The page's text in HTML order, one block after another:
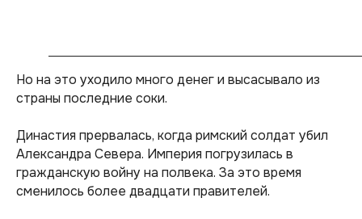
Но на это уходило много денег и высасывало из
страны последние соки.
Династия прервалась, когда римский солдат убил
Александра Севера. Империя погрузилась в
гражданскую войну на полвека. За это время
сменилось более двадцати правителей.